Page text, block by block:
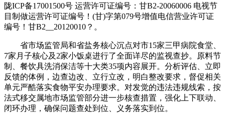
陇ICP备17001500号 运营许可证编号：甘B2-20060006 电视节
目制做运营许可证编号！(甘)字第079号增值电信营业许可证
编号！甘B2__20120010？。
省市场监管局和省盐务核心沉点对市15家三甲病院食堂、
7家月子核心及2家小饭桌进行了全面详尽的监视查抄。原料节
制、餐饮具洗消保洁等十大类35项内容展开。分析评估、立即
反馈的体例，边查边改、立行立改，明白整改要求，督促相关
单元严酷落实食物平安办理要求。对发觉的违法违规线索，按
法式移交属地市场监管部分进一步核查措置，强化上下联动、
闭环办理，确保问题查处到位、义务落实到位。